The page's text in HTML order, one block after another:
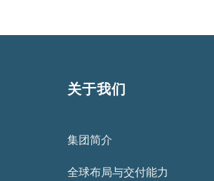
关于我们
集团简介
全球布局与交付能力